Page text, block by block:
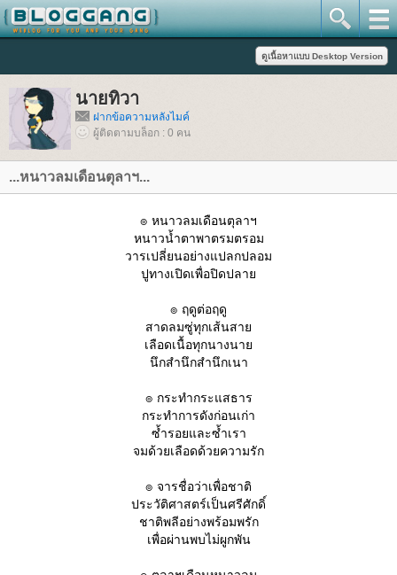
นายทิวา
ฝากข้อความหลังไมค์
ผู้ติดตามบล็อก : 0 คน
...หนาวลมเดือนตุลาฯ...
๏ หนาวลมเดือนตุลาฯ
หนาวน้ำตาพาตรมตรอม
วารเปลี่ยนอย่างแปลกปลอม
ปูทางเปิดเพื่อปิดปลา
๏ ฤดูต่อฤดู
สาดลมซู่ทุกเส้นสา
เลือดเนื้อทุกนางนา
นึกสำนึกสำนึกเนา
๏ กระทำกระแสธาร
กระทำการดังก่อนเก่า
ซ้ำรอยและซ้ำเรา
จมด้วยเลือดด้วยความรัก
๏ จารชื่อว่าเพื่อชาติ
ประวัติศาสตร์เป็นศรีศักดิ์
ชาติพลีอย่างพร้อมพรัก
เพื่อผ่านพบไม่ผูกพัน